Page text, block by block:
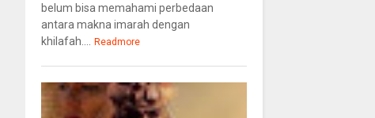
belum bisa memahami perbedaan
antara makna imarah dengan
khilafah....
Readmore